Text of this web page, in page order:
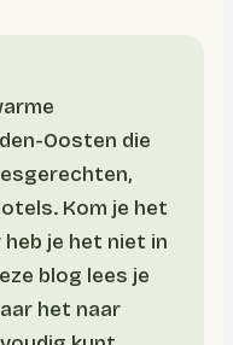
Oosten die
Kom je het
je het niet in
blog lees je
het naar